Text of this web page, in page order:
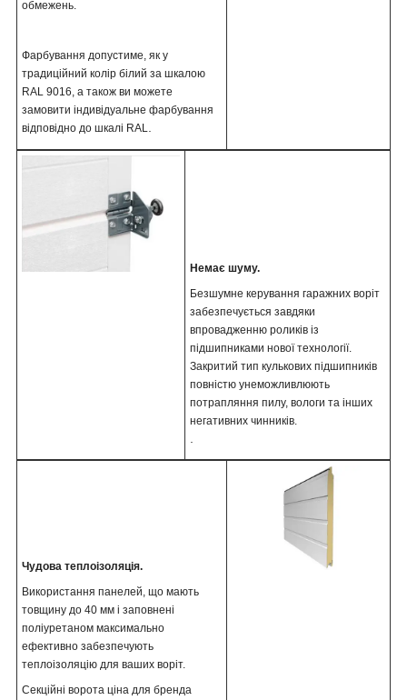
обмежень.
Фарбування допустиме, як у
традиційний колір білий за шкалою
RAL 9016, а також ви можете
замовити індивідуальне фарбування
відповідно до шкалі RAL
Немає шуму.
Безшумне керування гаражних воріт
забезпечується завдяки
впровадженню роликів із
підшипниками нової технології.
Закритий тип кулькових підшипників
повністю унеможливлюють
потрапляння пилу, вологи та інших
негативних чинників.
Чудова теплоізоляція.
Використання панелей, що мають
товщину до 40 мм і заповнені
поліуретаном максимально
ефективно забезпечують
теплоізоляцію для ваших воріт.
Секційні ворота ціна для бренда